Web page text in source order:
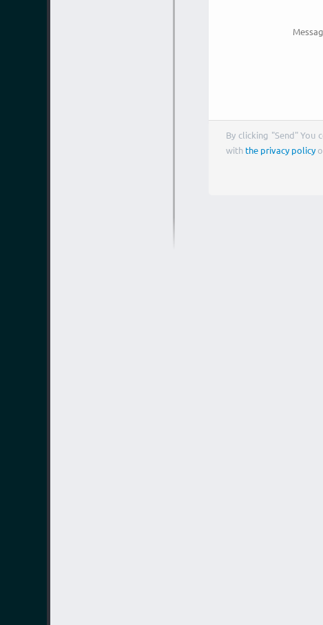
By clicking "Send"
with the privacy policy